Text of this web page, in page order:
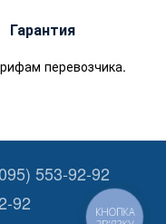
Гарантия
перевозчика.
553-92-92
92
КНОПКА